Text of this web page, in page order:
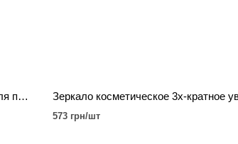
Зеркало ручное с ручкой и проушиной для подвешивания чёрного матового цвета 25 см.
573 грн/шт